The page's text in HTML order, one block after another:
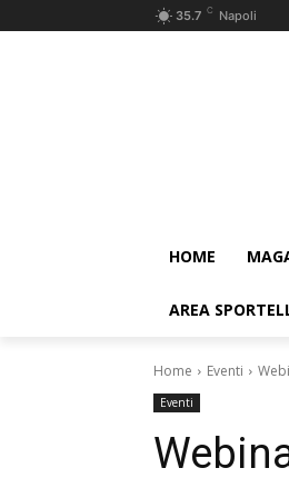
35.7 C Napoli
HOME
AREA
Home Eventi
Eventi